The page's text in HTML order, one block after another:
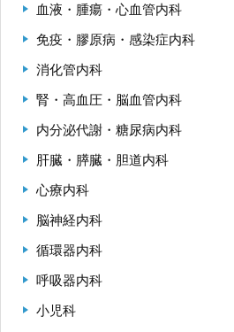
血液・腫瘍・心血管内科
免疫・膠原病・感染症内科
消化管内科
腎・高血圧・脳血管内科
内分泌代謝・糖尿病内科
肝臓・膵臓・胆道内科
心療内科
脳神経内科
循環器内科
呼吸器内科
小児科